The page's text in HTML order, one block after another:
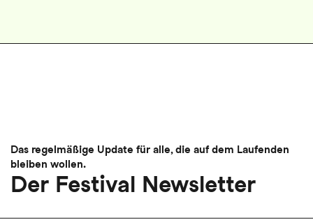
Das regelmäßige Update für alle, die auf dem Laufenden
bleiben wollen.
Der Festival Newsletter